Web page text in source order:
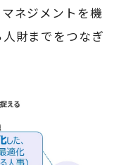
ネジメントを機
財までをつなぎ